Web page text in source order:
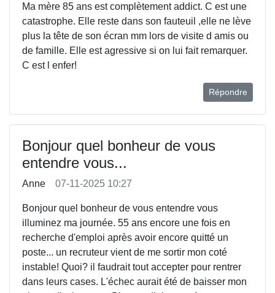
Ma mère 85 ans est complètement addict. C est une
catastrophe. Elle reste dans son fauteuil ,elle ne lève
plus la tête de son écran mm lors de visite d amis ou
de famille. Elle est agressive si on lui fait remarquer.
C est l enfer!
Répondre
Bonjour quel bonheur de vous
entendre vous...
Anne 07-11-2025 10:27
Bonjour quel bonheur de vous entendre vous
illuminez ma journée. 55 ans encore une fois en
recherche d'emploi après avoir encore quitté un
poste... un recruteur vient de me sortir mon coté
instable! Quoi? il faudrait tout accepter pour rentrer
dans leurs cases. L'échec aurait été de baisser mon